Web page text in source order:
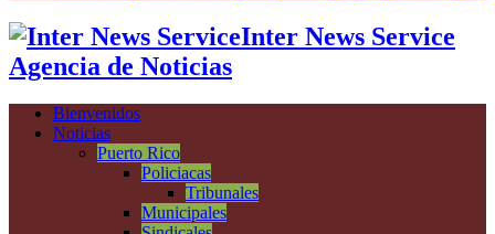
Inter News Service
Agencia de Noticias
Bienvenidos
Noticias
Puerto Rico
Policiacas
Tribunales
Municipales